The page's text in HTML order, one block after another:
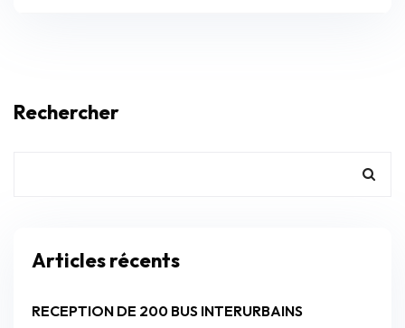
Rechercher
Articles récents
RECEPTION DE 200 BUS INTERURBAINS